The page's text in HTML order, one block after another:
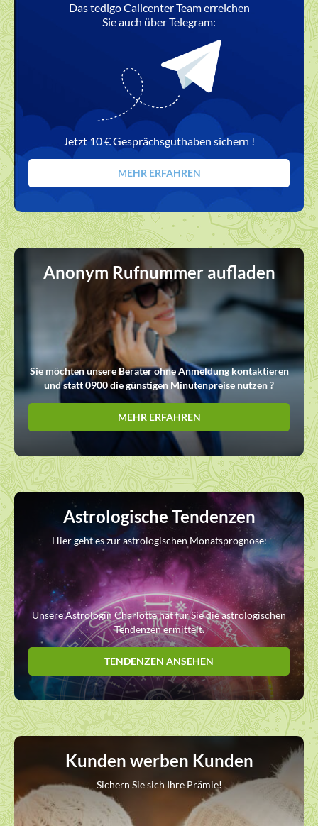
Das tedigo Callcenter Team erreichen
Sie auch über Telegram:
Jetzt 10 € Gesprächsguthaben sichern !
MEHR ERFAHREN
Anonym Rufnummer aufladen
Sie möchten unsere Berater ohne Anmeldung kontaktieren
und statt 0900 die günstigen Minutenpreise nutzen ?
MEHR ERFAHREN
Astrologische Tendenzen
Hier geht es zur astrologischen Monatsprognose:
Unsere Astrologin Charlotte hat für Sie die astrologischen
Tendenzen ermittelt.
TENDENZEN ANSEHEN
Kunden werben Kunden
Sichern Sie sich Ihre Prämie!